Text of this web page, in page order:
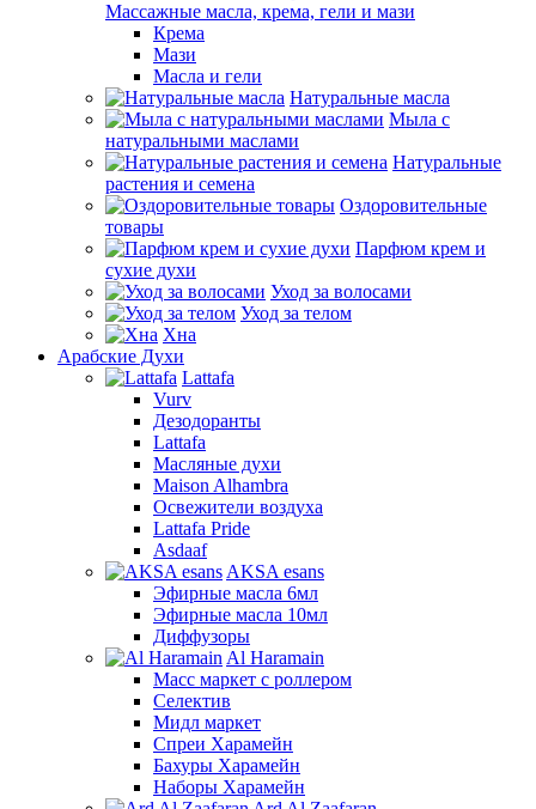
Массажные масла, крема, гели и мази
Крема
Мази
Масла и гели
Натуральные масла
Мыла с
натуральными маслами
Натуральные
растения и семена
Оздоровительные
товары
Парфюм крем и
сухие духи
Уход за волосами
Уход за телом
Хна
Арабские Духи
Lattafa
Vurv
Дезодоранты
Lattafa
Масляные духи
Maison Alhambra
Освежители воздуха
Lattafa Pride
Asdaaf
AKSA esans
Эфирные масла 6мл
Эфирные масла 10мл
Диффузоры
Al Haramain
Масс маркет с роллером
Селектив
Мидл маркет
Спреи Харамейн
Бахуры Харамейн
Наборы Харамейн